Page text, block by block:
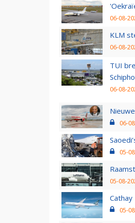
06-08-
KLM
06-08-
TUI
06-08-
06-
05-
05-08-
05-